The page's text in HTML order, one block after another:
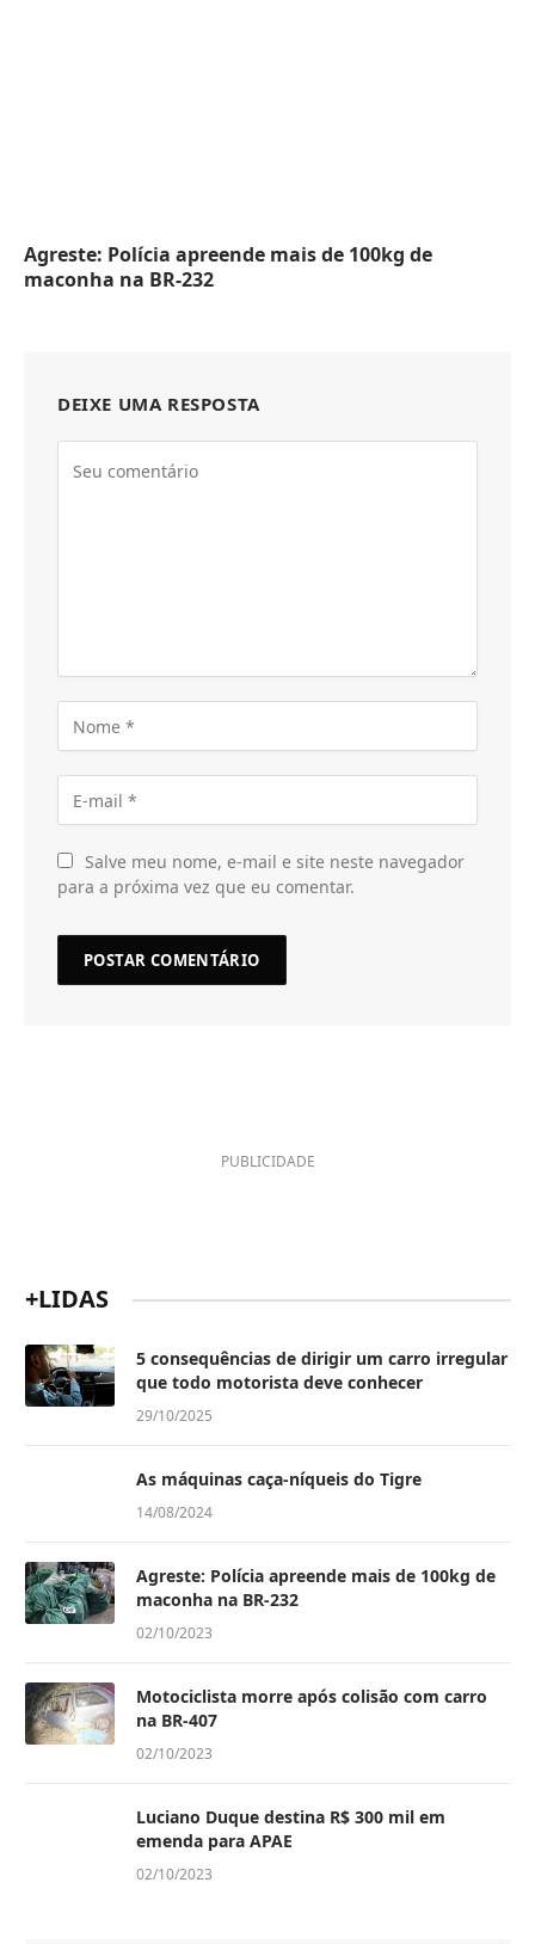
Agreste: Polícia apreende mais de 100kg de
maconha na BR-232
DEIXE UMA RESPOSTA
Salve meu nome, e-mail e site neste navegador
para a próxima vez que eu comentar.
PUBLICIDADE
+LIDAS
5 consequências de dirigir um carro irregular
que todo motorista deve conhecer
29/10/2025
As máquinas caça-níqueis do Tigre
14/08/2024
Agreste: Polícia apreende mais de 100kg de
maconha na BR-232
02/10/2023
Motociclista morre após colisão com carro
na BR-407
02/10/2023
Luciano Duque destina R$ 300 mil em
emenda para APAE
02/10/2023